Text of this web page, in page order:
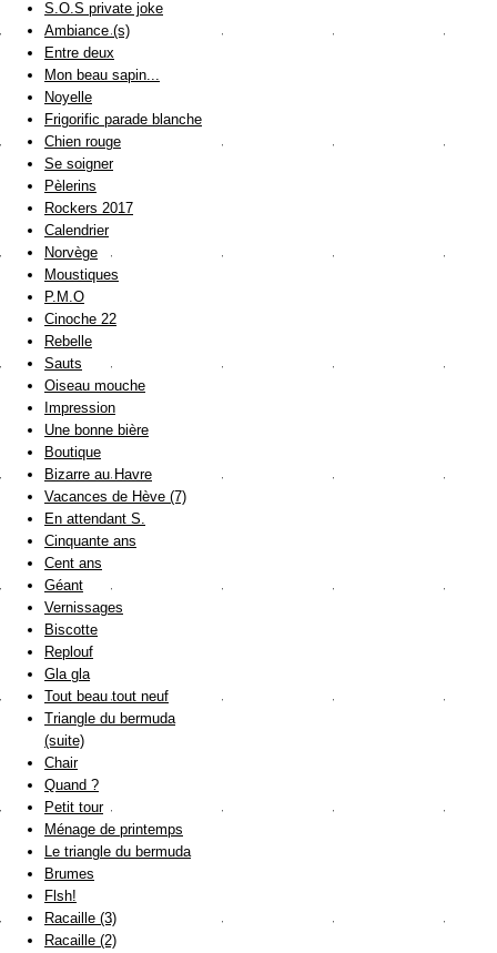
S.O.S private joke
Ambiance (s)
Entre deux
Mon beau sapin...
Noyelle
Frigorific parade blanche
Chien rouge
Se soigner
Pèlerins
Rockers 2017
Calendrier
Norvège
Moustiques
P.M.O
Cinoche 22
Rebelle
Sauts
Oiseau mouche
Impression
Une bonne bière
Boutique
Bizarre au Havre
Vacances de Hève (7)
En attendant S.
Cinquante ans
Cent ans
Géant
Vernissages
Biscotte
Replouf
Gla gla
Tout beau tout neuf
Triangle du bermuda
(suite)
Chair
Quand ?
Petit tour
Ménage de printemps
Le triangle du bermuda
Brumes
Flsh!
Racaille (3)
Racaille (2)